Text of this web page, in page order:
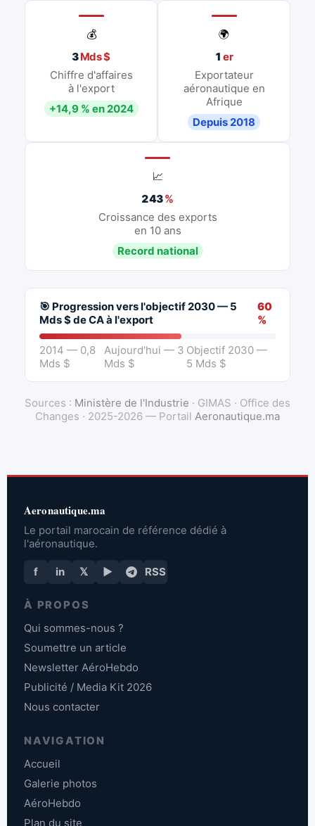
💰
3Mds $
Chiffre d'affaires
à l'export
+14,9 % en 2024
🌍
1 er
Exportateur
aéronautique en
Afrique
Depuis 2018
📈
243%
Croissance des exports
en 10 ans
Record national
🎯 Progression vers l'objectif 2030 — 5
Mds $ de CA à l'export
60
%
2014 — 0,8
Mds $
Aujourd'hui — 3
Mds $
Objectif 2030 —
5 Mds $
Sources : Ministère de l'Industrie · GIMAS · Office des
Changes · 2025-2026 — Portail Aeronautique.ma
Aeronautique.ma
Le portail marocain de référence dédié à
l'aéronautique.
f in 𝕏 ▶ RSS
À PROPOS
Qui sommes-nous ?
Soumettre un article
Newsletter AéroHebdo
Publicité / Media Kit 2026
Nous contacter
NAVIGATION
Accueil
Galerie photos
AéroHebdo
Plan du site